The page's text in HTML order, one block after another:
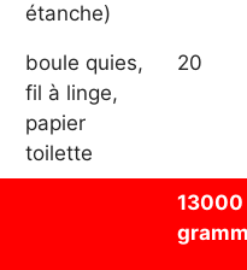
étanche)
boule quies,
fil à linge,
papier
toilette
20
13000